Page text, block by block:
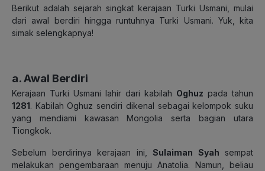
Berikut adalah sejarah singkat kerajaan Turki Usmani, mulai
dari awal berdiri hingga runtuhnya Turki Usmani. Yuk, kita
simak selengkapnya!
a. Awal Berdiri
Kerajaan Turki Usmani lahir dari kabilah Oghuz pada tahun
1281. Kabilah Oghuz sendiri dikenal sebagai kelompok suku
yang mendiami kawasan Mongolia serta bagian utara
Tiongkok.
Sebelum berdirinya kerajaan ini, Sulaiman Syah sempat
melakukan pengembaraan menuju Anatolia. Namun, beliau